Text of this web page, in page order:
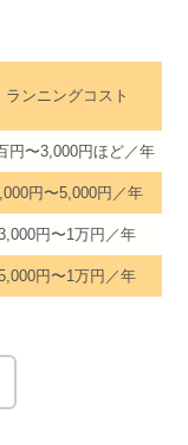
ランニングコスト
円〜3,000円ほど／年
円〜5,000円／年
円〜1万円／年
円〜1万円／年